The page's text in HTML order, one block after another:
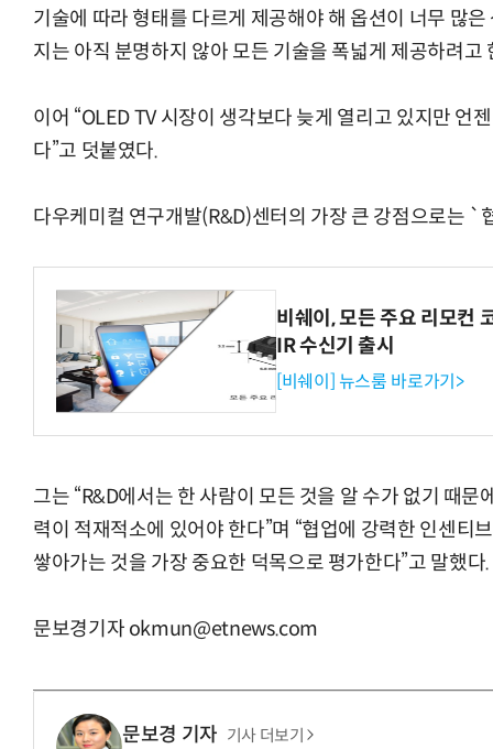
기술에 따라 형태를 다르게 제공해야 해 옵션이 너무 많
지는 아직 분명하지 않아 모든 기술을 폭넓게 제공하려고
이어 “OLED TV 시장이 생각보다 늦게 열리고 있지만 언
다”고 덧붙였다.
다우케미컬 연구개발(R&D)센터의 가장 큰 강점으로는 `
비쉐이, 모든 주요 리모컨
IR 수신기 출시
[비쉐이] 뉴스룸 바로가기>
그는 “R&D에서는 한 사람이 모든 것을 알 수가 없기 때
력이 적재적소에 있어야 한다”며 “협업에 강력한 인센티
쌓아가는 것을 가장 중요한 덕목으로 평가한다”고 말했다.
문보경기자 okmun@etnews.com
문보경 기자 기사 더보기